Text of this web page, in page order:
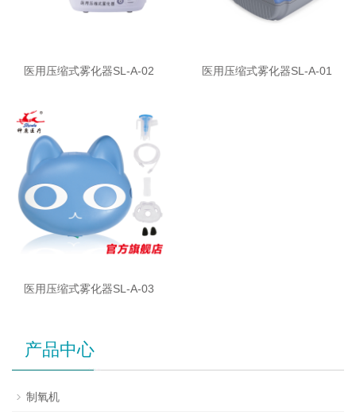
医用压缩式雾化器SL-A-02 医用压缩式雾化器SL-A-01
医用压缩式雾化器SL-A-03
产品中心
制氧机